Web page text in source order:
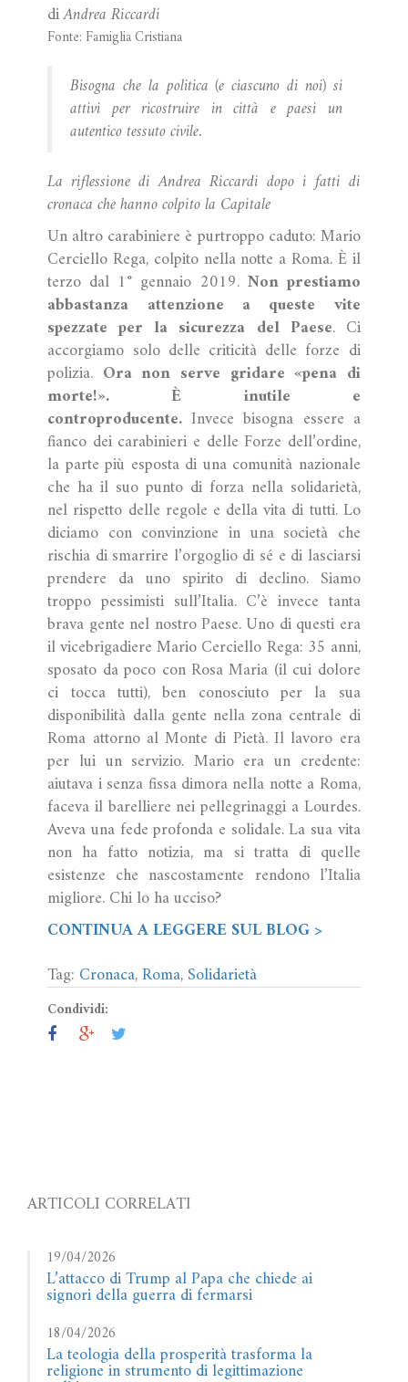
diAndrea Riccardi
Fonte: Famiglia Cristiana
Bisogna che la politica (e ciascuno di noi) si
attivi per ricostruire in città e paesi un
autentico tessuto civile.
La riflessione di Andrea Riccardi dopo i fatti di
cronaca che hanno colpito la Capitale
Un altro carabiniere è purtroppo caduto: Mario
Cerciello Rega, colpito nella notte a Roma. È il
terzo dal 1° gennaio 2019. Non prestiamo
abbastanza attenzione a queste vite
spezzate per la sicurezza del Paese. Ci
accorgiamo solo delle criticità delle forze di
polizia. Ora non serve gridare «pena di
morte!». È inutile e
controproducente. Invece bisogna essere a
fianco dei carabinieri e delle Forze dell’ordine,
la parte più esposta di una comunità nazionale
che ha il suo punto di forza nella solidarietà,
nel rispetto delle regole e della vita di tutti. Lo
diciamo con convinzione in una società che
rischia di smarrire l’orgoglio di sé e di lasciarsi
prendere da uno spirito di declino. Siamo
troppo pessimisti sull’Italia. C’è invece tanta
brava gente nel nostro Paese. Uno di questi era
il vicebrigadiere Mario Cerciello Rega: 35 anni,
sposato da poco con Rosa Maria (il cui dolore
ci tocca tutti), ben conosciuto per la sua
disponibilità dalla gente nella zona centrale di
Roma attorno al Monte di Pietà. Il lavoro era
per lui un servizio. Mario era un credente:
aiutava i senza fissa dimora nella notte a Roma,
faceva il barelliere nei pellegrinaggi a Lourdes.
Aveva una fede profonda e solidale. La sua vita
non ha fatto notizia, ma si tratta di quelle
esistenze che nascostamente rendono l’Italia
migliore. Chi lo ha ucciso?
CONTINUA A LEGGERE SUL BLOG >
Tag: Cronaca,Roma,Solidarietà
Condividi:
ARTICOLI CORRELATI
19/04/2026
L’attacco di Trump al Papa che chiede ai
signori della guerra di fermarsi
18/04/2026
La teologia della prosperità trasforma la
religione in strumento di legittimazione